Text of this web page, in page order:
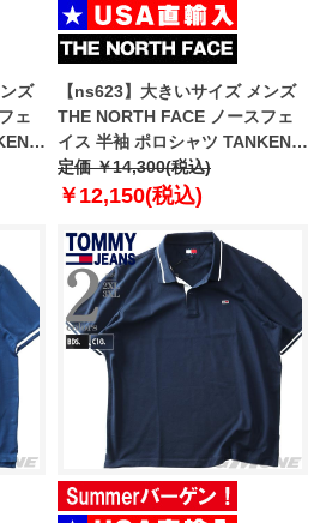
ズ
ェ
【ns623】大きいサイズ メンズ
THE NORTH FACE ノースフェ
イス 半袖 ポロシャツ TANKEN
POLO USA直輸入 nf0a2waz-g6i
定価 ￥14,300(税込)
￥12,150(税込)